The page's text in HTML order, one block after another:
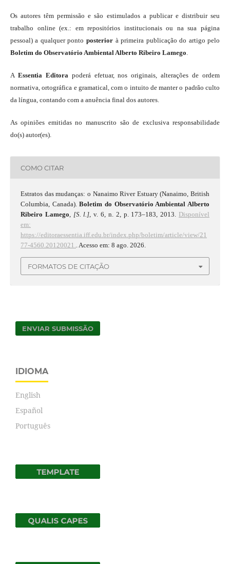
Os autores têm permissão e são estimulados a publicar e distribuir seu
trabalho online (ex.: em repositórios institucionais ou na sua página
pessoal) a qualquer ponto posterior à primeira publicação do artigo pelo
Boletim do Observatório Ambiental Alberto Ribeiro Lamego.
A Essentia Editorapoderá efetuar, nos originais, alterações de ordem
normativa, ortográfica e gramatical, com o intuito de manter o padrão culto
da língua, contando com a anuência final dos autores.
As opiniões emitidas no manuscrito são de exclusiva responsabilidade
do(s) autor(es).
COMO CITAR
Estratos das mudanças: o Nanaimo River Estuary (Nanaimo, British
Columbia, Canada).Boletim do Observatório Ambiental Alberto
Ribeiro Lamego, [S. l.], v. 6, n. 2, p. 173–183, 2013. Disponível
em:
https://editoraessentia.iff.edu.br/index.php/boletim/article/view/21
77-4560.20120021.. Acesso em: 8 ago. 2026.
FORMATOS DE CITAÇÃO
ENVIAR SUBMISSÃO
IDIOMA
English
Español
Português